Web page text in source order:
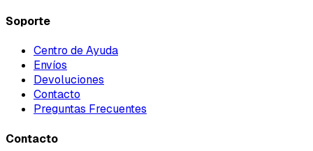
Soporte
Centro de Ayuda
Envíos
Devoluciones
Contacto
Preguntas Frecuentes
Contacto